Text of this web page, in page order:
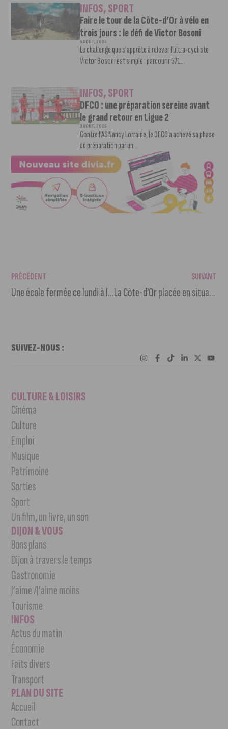
INFOS,SPORT
Faire le tour de la Côte-d’Or à vélo en
trois jours : le défi de Victor Bosoni
5 AOÛT, 2026
Le challenge que s’apprête à relever l’ultra-cycliste
Victor Bosoni est simple : parcourir 571...
INFOS,SPORT
DFCO : une préparation sereine avant
le grand retour en Ligue 2
3 AOÛT, 2026
Contre l’AS Nancy Lorraine, le DFCO a achevé sa phase
de préparation par un...
PRÉCÉDENT
Une école fermée ce lundi à la Fontaine d’Ouche
SUIVANT
La Côte-d’Or placée en situation de vigilance sécheresse
SUIVEZ-NOUS :
CULTURE & LOISIRS
Cinéma
Culture
Emploi
Musique
Patrimoine
Sorties
Sport
Un film, un livre, un son
DIJON & VOUS
Bons plans
Dijon à travers le temps
Gastronomie
J’aime /J’aime moins
Tourisme
INFOS
Actus du matin
Économie
Faits divers
Transport
PLAN DU SITE
Accueil
Contact